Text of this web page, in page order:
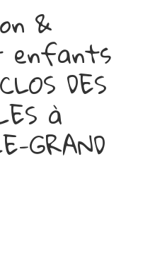
&
enfants
DES
à
GRAND